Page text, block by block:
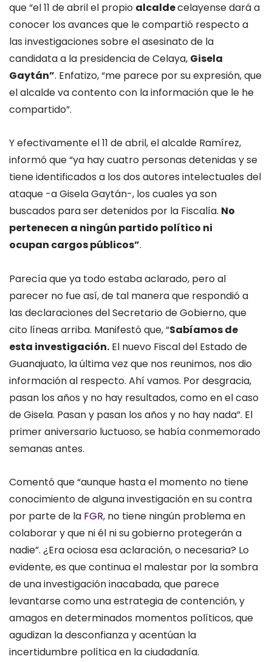
que “el 11 de abril el propio alcaldecelayense dará a
conocer los avances que le compartió respecto a
las investigaciones sobre el asesinato de la
candidata a la presidencia de Celaya, Gisela
Gaytán”. Enfatizo, “me parece por su expresión, que
el alcalde va contento con la información que le he
compartido”.
Y efectivamente el 11 de abril, el alcalde Ramírez,
informó que “ya hay cuatro personas detenidas y se
tiene identificados a los dos autores intelectuales del
ataque -a Gisela Gaytán-, los cuales ya son
buscados para ser detenidos por la Fiscalía. No
pertenecen a ningún partido político ni
ocupan cargos públicos”.
Parecía que ya todo estaba aclarado, pero al
parecer no fue así, de tal manera que respondió a
las declaraciones del Secretario de Gobierno, que
cito líneas arriba. Manifestó que, “Sabíamos de
esta investigación. El nuevo Fiscal del Estado de
Guanajuato, la última vez que nos reunimos, nos dio
información al respecto. Ahí vamos. Por desgracia,
pasan los años y no hay resultados, como en el caso
de Gisela. Pasan y pasan los años y no hay nada”. El
primer aniversario luctuoso, se había conmemorado
semanas antes.
Comentó que “aunque hasta el momento no tiene
conocimiento de alguna investigación en su contra
por parte de la FGR, no tiene ningún problema en
colaborar y que ni él ni su gobierno protegerán a
nadie”. ¿Era ociosa esa aclaración, o necesaria? Lo
evidente, es que continua el malestar por la sombra
de una investigación inacabada, que parece
levantarse como una estrategia de contención, y
amagos en determinados momentos políticos, que
agudizan la desconfianza y acentúan la
incertidumbre política en la ciudadanía.